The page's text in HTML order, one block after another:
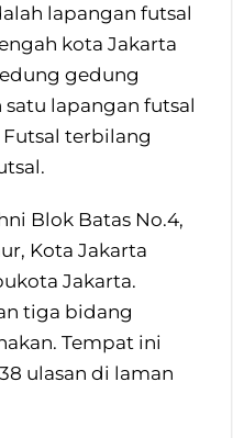
lapangan futsal
kota Jakarta
gedung
lapangan futsal
terbilang
Blok Batas No.4,
Kota Jakarta
Jakarta.
tiga bidang
Tempat ini
ulasan di laman